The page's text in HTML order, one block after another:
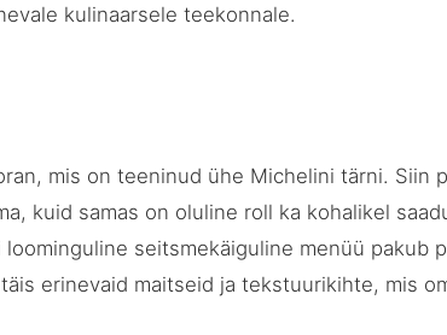
kulinaarsele teekonnale.
mis on teeninud ühe Michelini tärni. Siin
kuid samas on oluline roll ka kohalikel
seitsmekäiguline menüü pakub
erinevaid maitseid ja tekstuurikihte, mis